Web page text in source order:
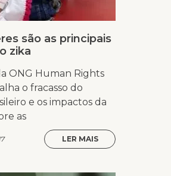
são as principais
zika
ONG Human Rights
o fracasso do
e os impactos da
as
LER MAIS